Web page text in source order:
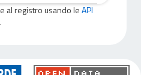
al registro usando leAPI